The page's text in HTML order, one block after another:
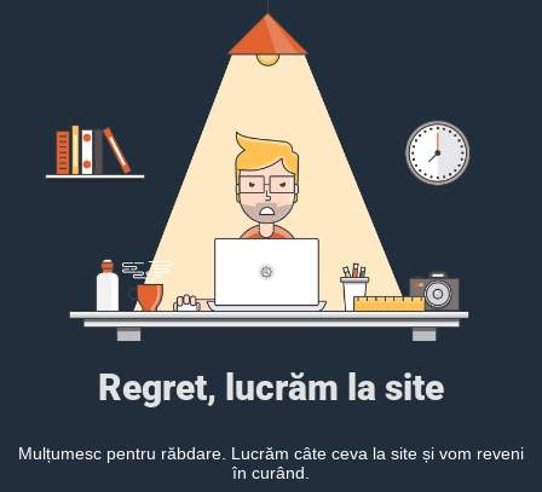
Regret, lucrăm la site
Mulțumesc pentru răbdare. Lucrăm câte ceva la site și vom reveni
în curând.